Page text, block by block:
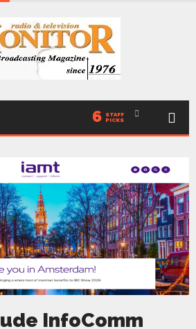
6 STAFF
PICKS
InfoComm